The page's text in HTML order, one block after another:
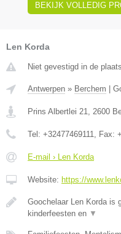
BEKIJK VOLLEDIG
Len Korda
Niet gevestigd in de
Antwerpen » Berchem
Prins Albertlei 21, 2600
Tel: +32477469111, Fax:
E-mail › Len Korda
Website: https://
Goochelaar Len Korda is
kinderfeesten en ▼